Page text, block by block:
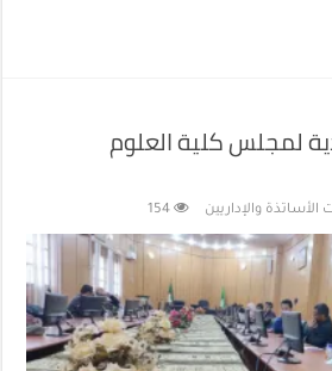
لمجلس كلية العلوم
الأساتذة والإداريين 154